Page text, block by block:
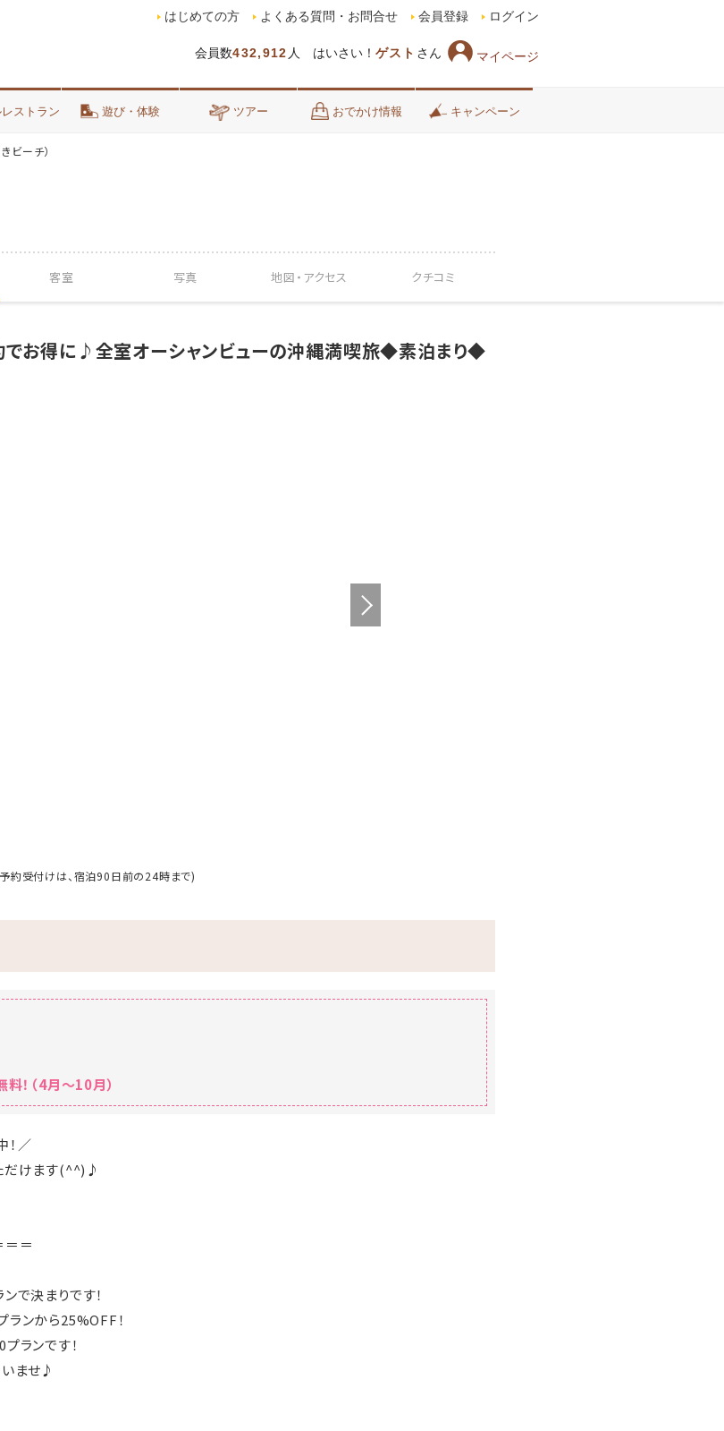
会員数432,912 人 はいさい！ ゲスト さん マイページ
はじめての方 よくある質問・お問合せ 会員登録 ログイン
ストラン 遊び・体験 ツアー おでかけ情報 キャンペーン
ビーチ）
客室 写真 地図・ アクセス クチコミ
でお得に♪全室オーシャンビューの沖縄満喫旅◆素泊まり◆
受付けは、宿泊90日前の24時まで)
！（4月～10月）
！／
だけます(^^)♪
＝
で決まりです！
ンから25%OFF！
ランです！
ませ♪